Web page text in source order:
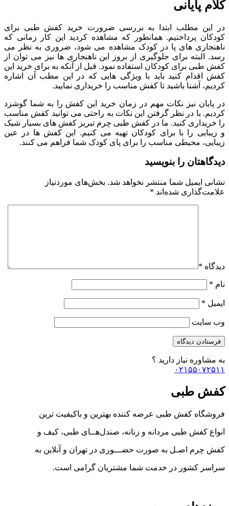
کلام پایانی
در این مطلب ابتدا به بررسی ضرورت خرید کفش طبی برای
کودکان پرداختیم. همانطور که مشاهده کردید این کار زمانی که
ناهنجاری های پا در کودک مشاهده می شود، ضروری به نظر می
رسد. البته برای جلوگیری از بروز این ناهنجاری ها نیز می توان از
کفش طبی برای کودکان استفاده نمود. قبل از آنکه به برای خرید این
کفش اقدام کنید باید با ویژگی هایی که در این مطب آن اشاره
کردیم، آشنا باشید تا کفش مناسب را خریداری نمایید.
در پایان نیز نکات مهم در زمان خرید این کفش را به شما گوشزد
کردیم. با در نظر گرفتن این نکات به راحتی می توانید کفش مناسب
را خریداری کنید. ما در کفش طبی چرم تبریز کفش های بسیار شیک
و زیبایی را با برای کودکان تهیه می کنیم. این کفش ها در عین
زیبایی، محیطی مناسب را برای پای کودک شما فراهم می کنند.
دیدگاهتان را بنویسید
نشانی ایمیل شما منتشر نخواهد شد. بخش‌های موردنیاز
علامت‌گذاری شده‌اند *
دیدگاه *
نام *
ایمیل *
وب‌ سایت
به مشاوره نیاز دارید ؟
۰۲۱۵۵۰۷۲۵۱۱
کفش طبی
فروشگاه کفش طبی عرضه کننده بهترین و باکیفیت ترین
انواع کفش‌ طبی مردانه و زنانه، صندل‌هــای طبی، کیف و
کفش چرم اصـل به صورت حضـــوری در تهران و آنلاین به
سراسر کشور در خدمت شما مشتریان گرامی است.